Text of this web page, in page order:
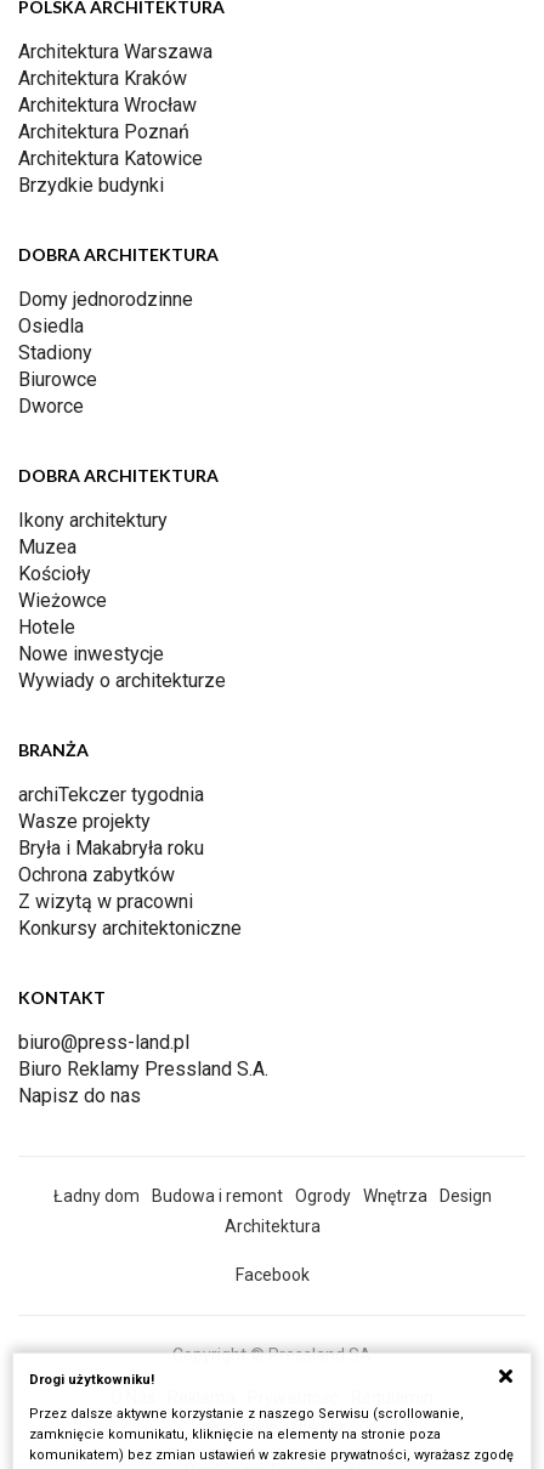
POLSKA ARCHITEKTURA
Architektura Warszawa
Architektura Kraków
Architektura Wrocław
Architektura Poznań
Architektura Katowice
Brzydkie budynki
DOBRA ARCHITEKTURA
Domy jednorodzinne
Osiedla
Stadiony
Biurowce
Dworce
DOBRA ARCHITEKTURA
Ikony architektury
Muzea
Kościoły
Wieżowce
Hotele
Nowe inwestycje
Wywiady o architekturze
BRANŻA
archiTekczer tygodnia
Wasze projekty
Bryła i Makabryła roku
Ochrona zabytków
Z wizytą w pracowni
Konkursy architektoniczne
KONTAKT
biuro@press-land.pl
Biuro Reklamy Pressland S.A.
Napisz do nas
Ładny dom Budowa i remont Ogrody Wnętrza
Design
Architektura
Facebook
Copyright © Pressland SA
Wszystkie artykuły
Drogi użytkowniku!
Przez dalsze aktywne korzystanie z naszego Serwisu (scrollowanie,
zamknięcie komunikatu, kliknięcie na elementy na stronie poza
komunikatem) bez zmian ustawień w zakresie prywatności, wyrażasz zgodę